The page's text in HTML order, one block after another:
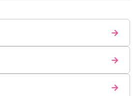
→
→
→